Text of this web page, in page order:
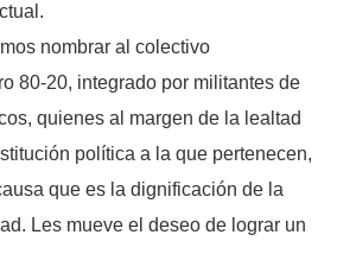
nombrar al colectivo
80-20, integrado por militantes de
quienes al margen de la lealtad
política a la que pertenecen,
que es la dignificación de la
Les mueve el deseo de lograr un